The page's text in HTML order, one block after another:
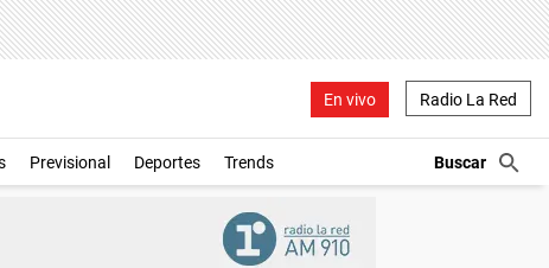
En vivo Radio La Red
Previsional Deportes Trends